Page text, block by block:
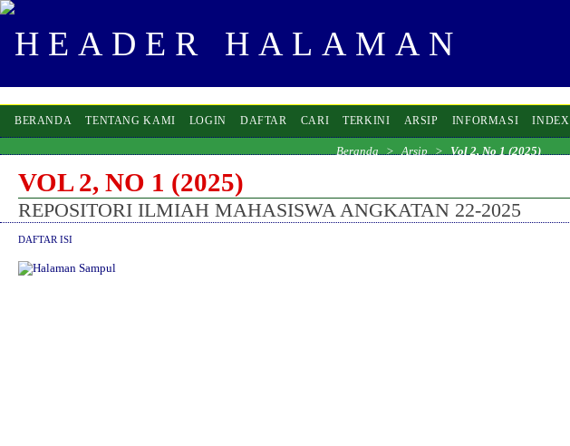
BERANDA TENTANG KAMI LOGIN DAFTAR CARI TERKINI ARSIP INFORMASI INDEX
Beranda > Arsip > Vol 2, No 1 (2025)
VOL 2, NO 1 (2025)
REPOSITORI ILMIAH MAHASISWA ANGKATAN 22-2025
DAFTAR ISI